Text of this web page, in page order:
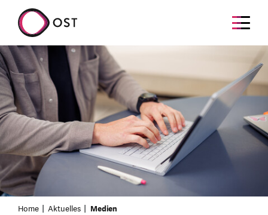
Home Aktuelles Medien